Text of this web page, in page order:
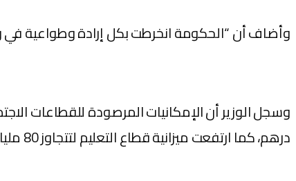
وأضاف أن “الحكومة انخرطت بكل إرادة وطواعية
درهم، كما ارتفعت ميزانية قطاع التعليم لتتجاوز 80 مليار درهم بعدما كانت في حدود 50 مليار درهم.